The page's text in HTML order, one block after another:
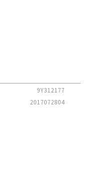
9Y312177
2017072804